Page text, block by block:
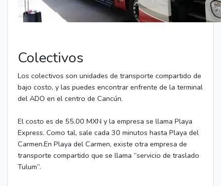
Colectivos
Los colectivos son unidades de transporte compartido de
bajo costo, y las puedes encontrar enfrente de la terminal
del ADO en el centro de Cancún.
El costo es de 55.00 MXN y la empresa se llama Playa
Express. Como tal, sale cada 30 minutos hasta Playa del
Carmen.En Playa del Carmen, existe otra empresa de
transporte compartido que se llama “servicio de traslado
Tulum”.